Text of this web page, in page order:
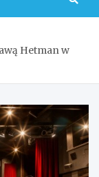
Hetman w